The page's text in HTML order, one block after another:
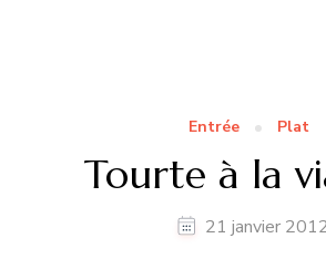
Entrée Plat
Tourte à la
21 janvier